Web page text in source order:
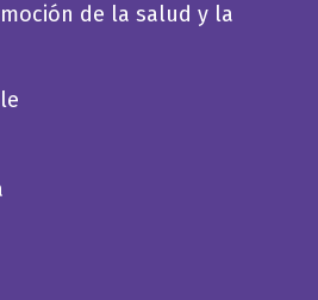
de la salud y la